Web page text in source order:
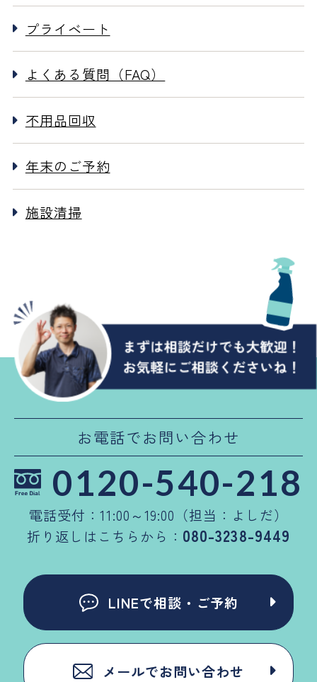
プライベート
よくある質問（FAQ）
不用品回収
年末のご予約
施設清掃
お電話でお問い合わせ
0120-540-218
電話受付：11:00～19:00（担当：よしだ）
折り返しはこちらから： 080-3238-9449
LINEで相談・ご予約
メールでお問い合わせ